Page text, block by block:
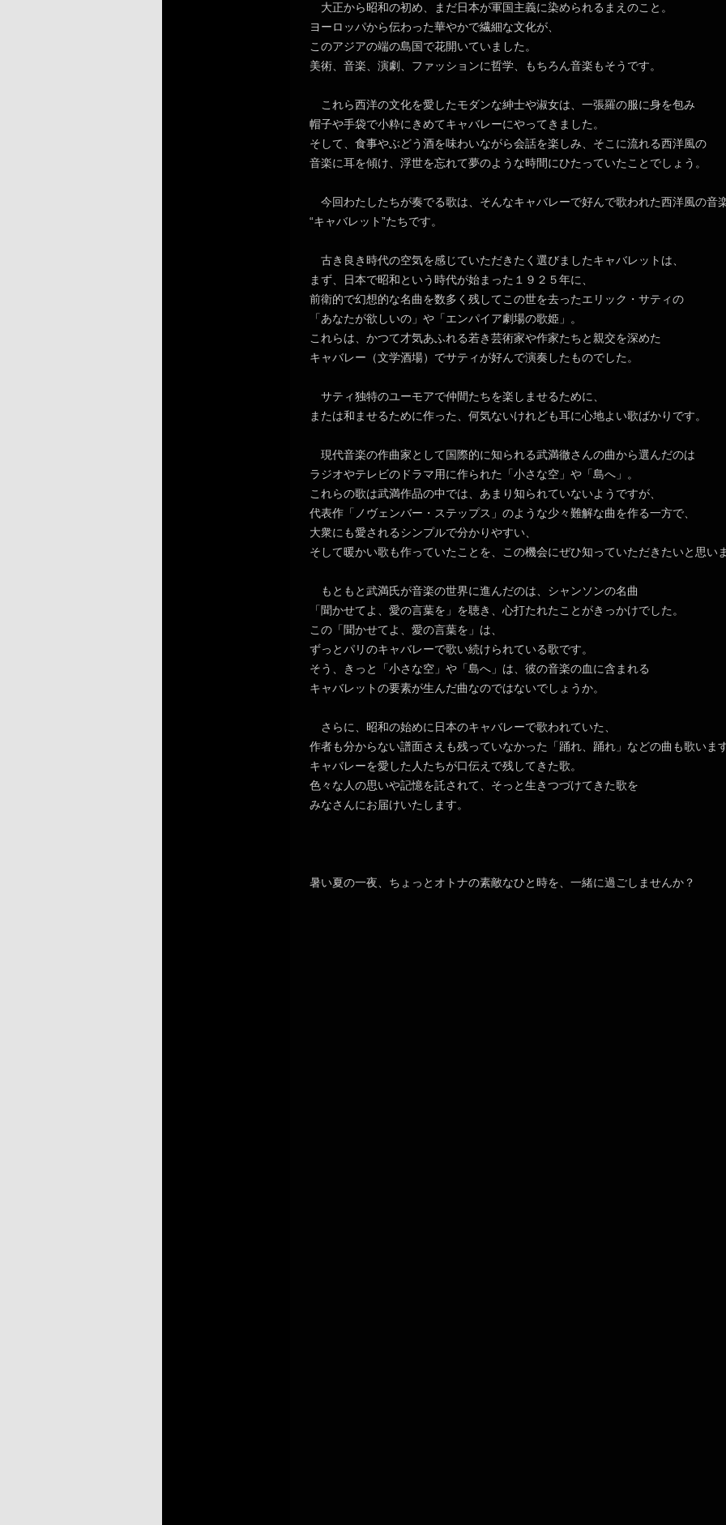
大正から昭和の初め、まだ日本が軍国主義に染められるまえのこと。
ヨーロッパから伝わった華やかで繊細な文化が、
このアジアの端の島国で花開いていました。
美術、音楽、演劇、ファッションに哲学、もちろん音楽もそうです。
これら西洋の文化を愛したモダンな紳士や淑女は、一張羅の服に身を包み
帽子や手袋で小粋にきめてキャバレーにやってきました。
そして、食事やぶどう酒を味わいながら会話を楽しみ、そこに流れる西洋風の
音楽に耳を傾け、浮世を忘れて夢のような時間にひたっていたことでしょう。
今回わたしたちが奏でる歌は、そんなキャバレーで好んで歌われた西洋風の音
“キャバレット”たちです。
古き良き時代の空気を感じていただきたく選びましたキャバレットは、
まず、日本で昭和という時代が始まった１９２５年に、
前衛的で幻想的な名曲を数多く残してこの世を去ったエリック・サティの
「あなたが欲しいの」や「エンパイア劇場の歌姫」。
これらは、かつて才気あふれる若き芸術家や作家たちと親交を深めた
キャバレー（文学酒場）でサティが好んで演奏したものでした。
サティ独特のユーモアで仲間たちを楽しませるために、
または和ませるために作った、何気ないけれども耳に心地よい歌ばかりです。
現代音楽の作曲家として国際的に知られる武満徹さんの曲から選んだのは
ラジオやテレビのドラマ用に作られた「小さな空」や「島へ」。
これらの歌は武満作品の中では、あまり知られていないようですが、
代表作「ノヴェンバー・ステップス」のような少々難解な曲を作る一方で、
大衆にも愛されるシンプルで分かりやすい、
そして暖かい歌も作っていたことを、この機会にぜひ知っていただきたいと思い
もともと武満氏が音楽の世界に進んだのは、シャンソンの名曲
「聞かせてよ、愛の言葉を」を聴き、心打たれたことがきっかけでした。
この「聞かせてよ、愛の言葉を」は、
ずっとパリのキャバレーで歌い続けられている歌です。
そう、きっと「小さな空」や「島へ」は、彼の音楽の血に含まれる
キャバレットの要素が生んだ曲なのではないでしょうか。
さらに、昭和の始めに日本のキャバレーで歌われていた、
作者も分からない譜面さえも残っていなかった「踊れ、踊れ」などの曲も歌いま
キャバレーを愛した人たちが口伝えで残してきた歌。
色々な人の思いや記憶を託されて、そっと生きつづけてきた歌を
みなさんにお届けいたします。
暑い夏の一夜、ちょっとオトナの素敵なひと時を、一緒に過ごしませんか？